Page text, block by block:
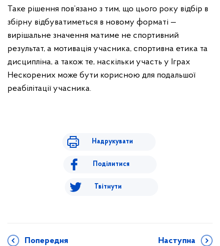
Таке рішення пов’язано з тим, що цього року відбір в
збірну відбуватиметься в новому форматі —
вирішальне значення матиме не спортивний
результат, а мотивація учасника, спортивна етика та
дисципліна, а також те, наскільки участь у Іграх
Нескорених може бути корисною для подальшої
реабілітації учасника.
Надрукувати
Поділитися
Твітнути
Попередня Наступна